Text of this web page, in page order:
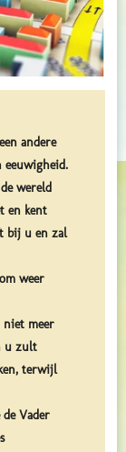
andere
wereld
en kent
bij u en zal
weer
niet meer
u zult
terwijl
Vader